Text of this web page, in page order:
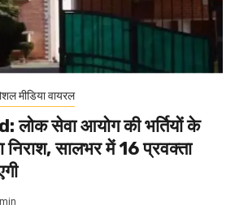
मीडिया वायरल
सेवा आयोग की भर्तियों के
सालभर में 16 प्रवक्ता